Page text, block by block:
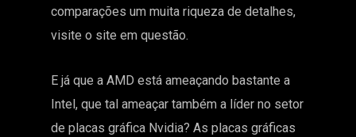
comparações um muita riqueza de detalhes,
visite o site em questão.
E já que a AMD está ameaçando bastante a
Intel, que tal ameaçar também a líder no setor
de placas gráfica Nvidia? As placas gráficas